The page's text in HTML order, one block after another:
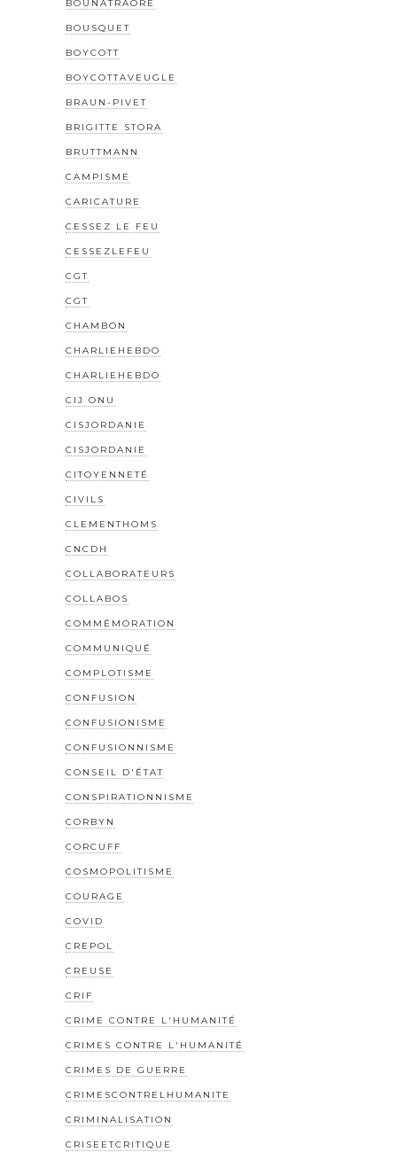
BOUNATRAORE
BOUSQUET
BOYCOTT
BOYCOTTAVEUGLE
BRAUN-PIVET
BRIGITTE STORA
BRUTTMANN
CAMPISME
CARICATURE
CESSEZ LE FEU
CESSEZLEFEU
CGT
CGT
CHAMBON
CHARLIEHEBDO
CHARLIEHEBDO
CIJ ONU
CISJORDANIE
CISJORDANIE
CITOYENNETÉ
CIVILS
CLEMENTHOMS
CNCDH
COLLABORATEURS
COLLABOS
COMMÉMORATION
COMMUNIQUÉ
COMPLOTISME
CONFUSION
CONFUSIONISME
CONFUSIONNISME
CONSEIL D'ÉTAT
CONSPIRATIONNISME
CORBYN
CORCUFF
COSMOPOLITISME
COURAGE
COVID
CREPOL
CREUSE
CRIF
CRIME CONTRE L'HUMANITÉ
CRIMES CONTRE L'HUMANITÉ
CRIMES DE GUERRE
CRIMESCONTRELHUMANITE
CRIMINALISATION
CRISEETCRITIQUE